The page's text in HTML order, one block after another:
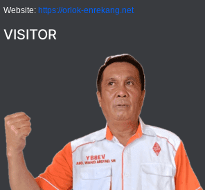
Website: https://orlok-enrekang.net
VISITOR